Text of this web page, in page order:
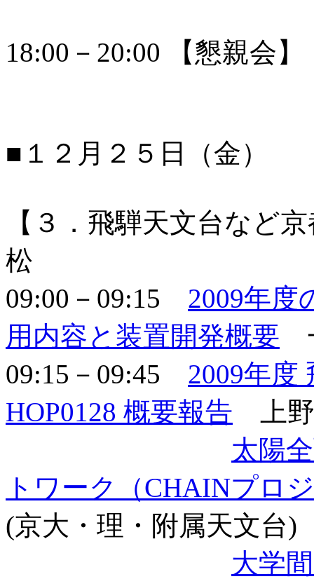
18:00－20:00 【懇親会】
■１２月２５日（金）
【３．飛騨天文台など
松
09:00－09:15 2009年度
用内容と装置開発概要
09:15－09:45 2009年度
HOP0128 概要報告 上野
太陽
トワーク（CHAINプロ
(京大・理・附属天文台)
大学